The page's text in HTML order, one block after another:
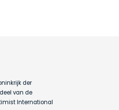
der
van de
International